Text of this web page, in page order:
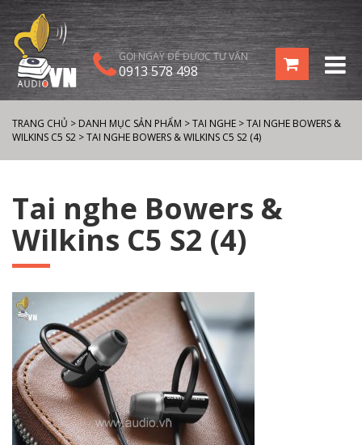
GỌI NGAY ĐỂ ĐƯỢC TƯ VẤN
0913 578 498
TRANG CHỦ > DANH MỤC SẢN PHẨM >TAI NGHE >TAI NGHE BOWERS &
WILKINS C5 S2 >TAI NGHE BOWERS & WILKINS C5 S2 (4)
Tai nghe Bowers &
Wilkins C5 S2 (4)